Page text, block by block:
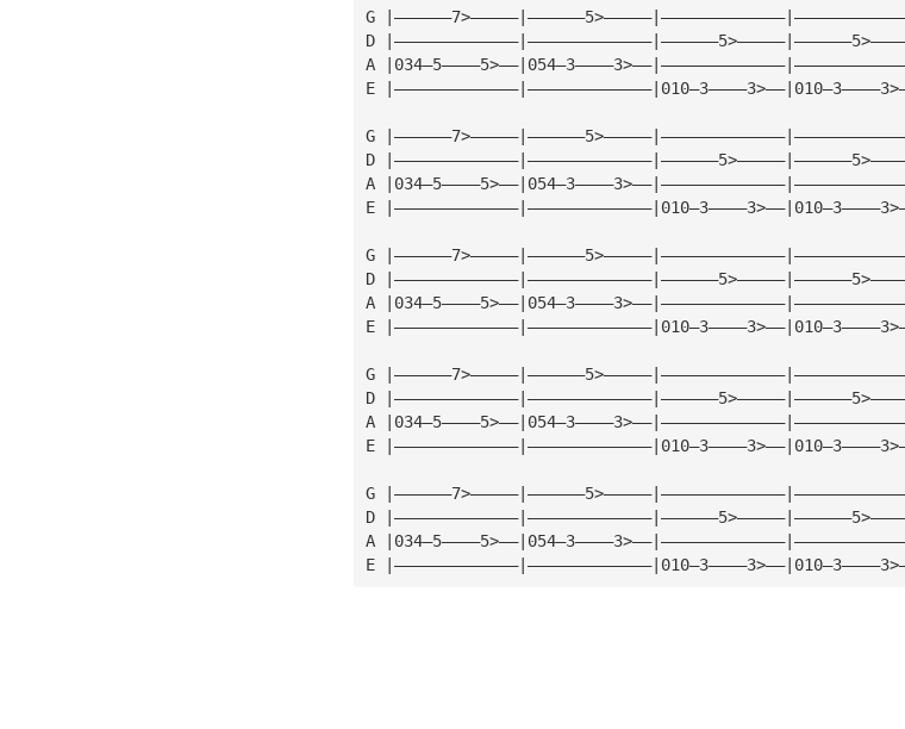
G
D
A
E
G
D
A
E
G
D
A
E
G
D
A
E
G
D
A
E